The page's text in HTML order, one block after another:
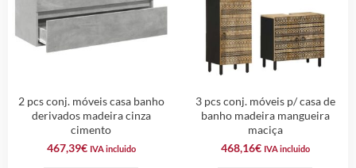
2 pcs conj. móveis casa banho
derivados madeira cinza
cimento
467,39€ IVA incluido
3 pcs conj. móveis p/ casa de
banho madeira mangueira
maciça
468,16€ IVA incluido